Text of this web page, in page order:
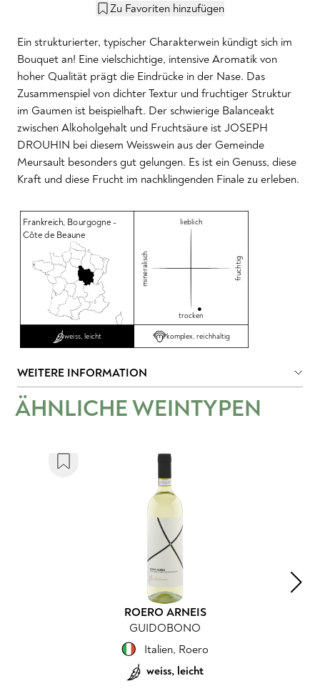
Zu Favoriten hinzufügen
Ein strukturierter, typischer Charakterwein kündigt sich im
Bouquet an! Eine vielschichtige, intensive Aromatik von
hoher Qualität prägt die Eindrücke in der Nase. Das
Zusammenspiel von dichter Textur und fruchtiger Struktur
im Gaumen ist beispielhaft. Der schwierige Balanceakt
zwischen Alkoholgehalt und Fruchtsäure ist JOSEPH
DROUHIN bei diesem Weisswein aus der Gemeinde
Meursault besonders gut gelungen. Es ist ein Genuss, diese
Kraft und diese Frucht im nachklingenden Finale zu erleben.
Frankreich, Bourgogne -
Côte de Beaune
lieblich
mineralisch fruchtig
trocken
weiss, leicht komplex, reichhaltig
WEITERE INFORMATION
ÄHNLICHE WEINTYPEN
ROERO ARNEIS
GUIDOBONO
Italien, Roero
weiss, leicht